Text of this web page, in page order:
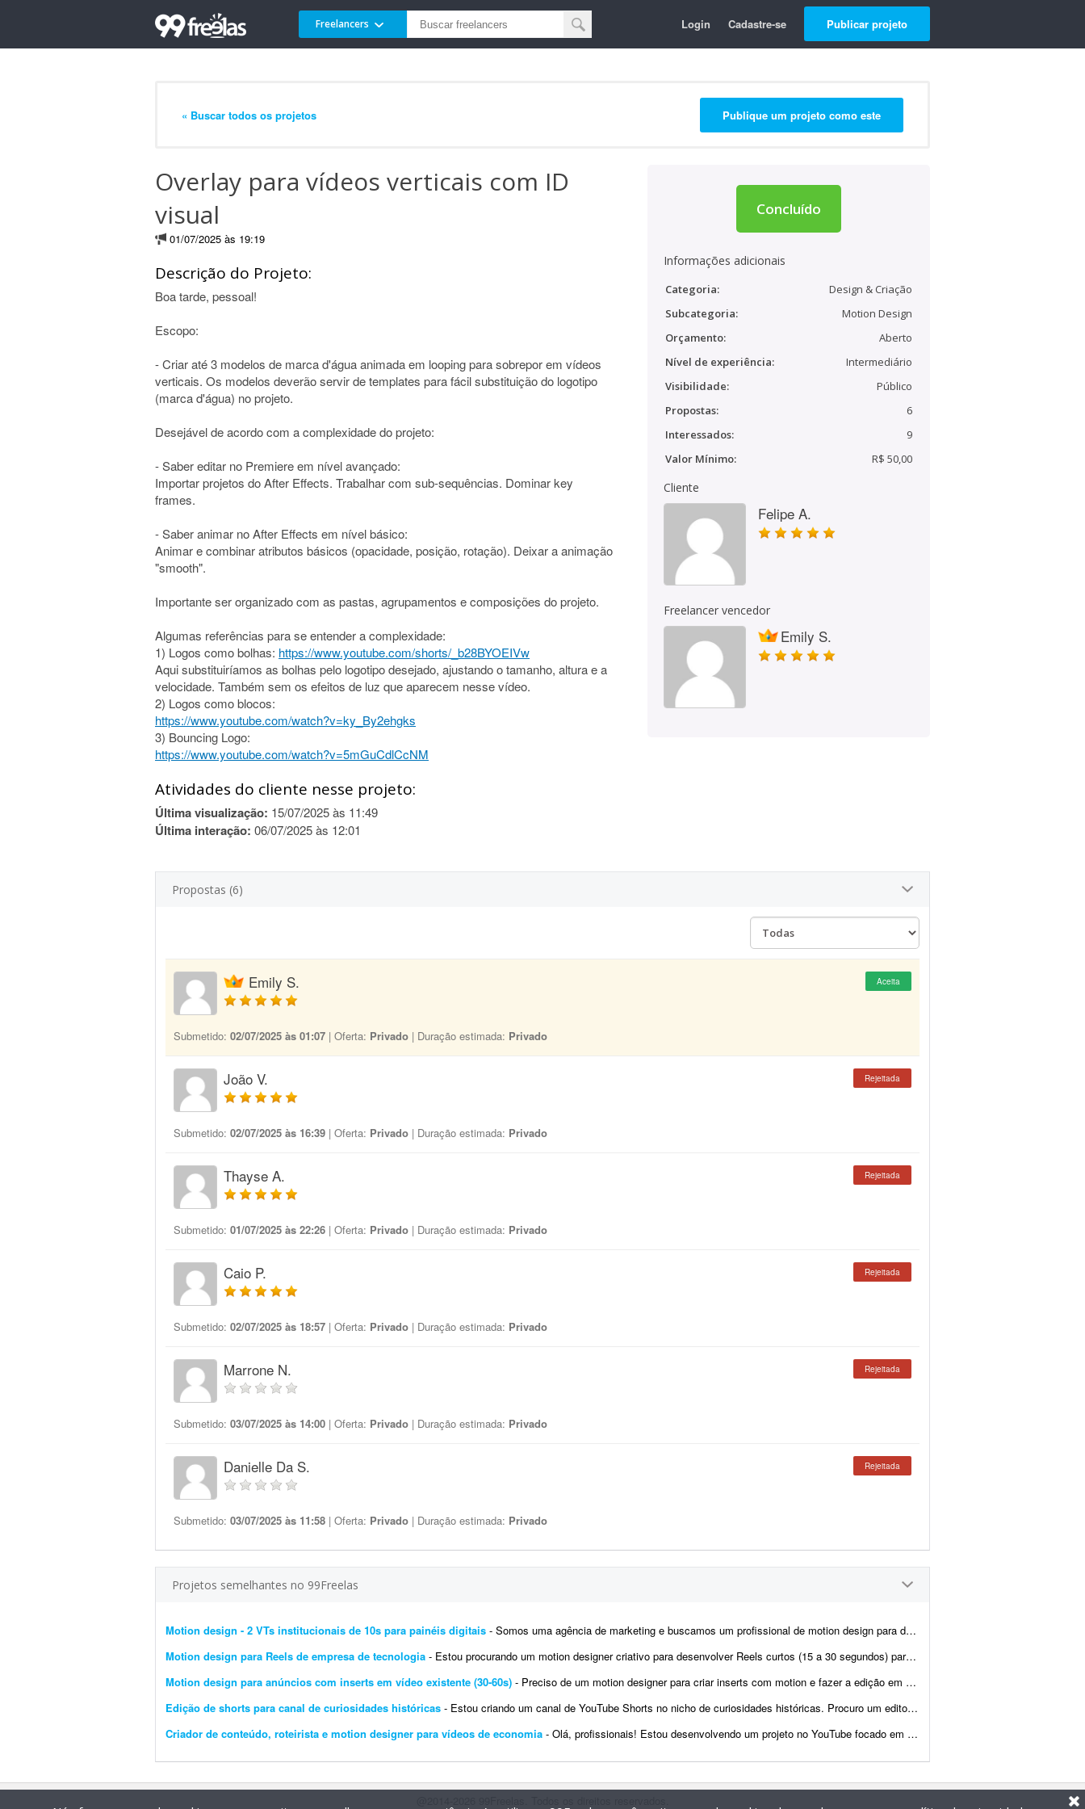
Freelancers Login Cadastre-se Publicar projeto
« Buscar todos os projetos Publique um projeto como este
Overlay para vídeos verticais com ID
visual
01/07/2025 às 19:19
Descrição do Projeto:
Boa tarde, pessoal!
Escopo:
- Criar até 3 modelos de marca d'água animada em looping para sobrepor em vídeos
verticais. Os modelos deverão servir de templates para fácil substituição do logotipo
(marca d'água) no projeto.
Desejável de acordo com a complexidade do projeto:
- Saber editar no Premiere em nível avançado:
Importar projetos do After Effects. Trabalhar com sub-sequências. Dominar key
frames.
- Saber animar no After Effects em nível básico:
Animar e combinar atributos básicos (opacidade, posição, rotação). Deixar a animação
"smooth".
Importante ser organizado com as pastas, agrupamentos e composições do projeto.
Algumas referências para se entender a complexidade:
1) Logos como bolhas: https://www.youtube.com/shorts/_b28BYOEIVw
Aqui substituiríamos as bolhas pelo logotipo desejado, ajustando o tamanho, altura e a
velocidade. Também sem os efeitos de luz que aparecem nesse vídeo.
2) Logos como blocos:
https://www.youtube.com/watch?v=ky_By2ehgks
3) Bouncing Logo:
https://www.youtube.com/watch?v=5mGuCdlCcNM
Atividades do cliente nesse projeto:
Última visualização: 15/07/2025 às 11:49
Última interação: 06/07/2025 às 12:01
Concluído
Informações adicionais
Categoria:
Design & Criação
Subcategoria:
Motion Design
Orçamento:
Aberto
Nível de experiência:
Intermediário
Visibilidade:
Público
Propostas:
6
Interessados:
9
Valor Mínimo:
R$ 50,00
Cliente
Felipe A.
Freelancer vencedor
Emily S.
Propostas (6)
Emily S. Aceita
Submetido: 02/07/2025 às 01:07 | Oferta: Privado | Duração estimada: Privado
João V. Rejeitada
Submetido: 02/07/2025 às 16:39 | Oferta: Privado | Duração estimada: Privado
Thayse A. Rejeitada
Submetido: 01/07/2025 às 22:26 | Oferta: Privado | Duração estimada: Privado
Caio P. Rejeitada
Submetido: 02/07/2025 às 18:57 | Oferta: Privado | Duração estimada: Privado
Marrone N. Rejeitada
Submetido: 03/07/2025 às 14:00 | Oferta: Privado | Duração estimada: Privado
Danielle Da S. Rejeitada
Submetido: 03/07/2025 às 11:58 | Oferta: Privado | Duração estimada: Privado
Projetos semelhantes no 99Freelas
Motion design - 2 VTs institucionais de 10s para painéis digitais - Somos uma agência de marketing e buscamos um profissional de motion design para desenvolver 2 VTs institucionais de 10 segundos para um grupo médico. Os materiais serão exibido...
Motion design para Reels de empresa de tecnologia - Estou procurando um motion designer criativo para desenvolver Reels curtos (15 a 30 segundos) para uma empresa de tecnologia chamada D'Orsay Studio. Estamos no início. A empresa atua c...
Motion design para anúncios com inserts em vídeo existente (30-60s) - Preciso de um motion designer para criar inserts com motion e fazer a edição em vídeo para Ads. Trecho de exemplo: https://canva.link/wjl51f3439pydvk. Já tenho esse tre...
Edição de shorts para canal de curiosidades históricas - Estou criando um canal de YouTube Shorts no nicho de curiosidades históricas. Procuro um editor de vídeo para uma parceria mensal. Eu vou fornecer os roteiros prontos. O trabalho se...
Criador de conteúdo, roteirista e motion designer para vídeos de economia - Olá, profissionais! Estou desenvolvendo um projeto no YouTube focado em economia comportamental, sociologia e análises de mercado. O formato exige a presença de um personagem ...